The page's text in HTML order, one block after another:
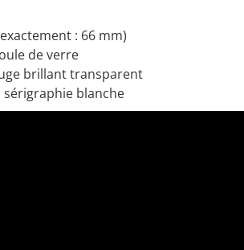
: 66 mm)
de verre
brillant transparent
sérigraphie blanche